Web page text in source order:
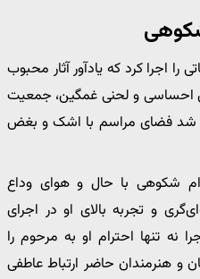
اجرا کرد که یادآور آثار محبوب
احساسی و لحنی غمگین، جمعیت
شد فضای مراسم با اشک و بغض
شکوهی با حال و هوای وداع
و تجربه بالای او در اجرای
تنها احترام او به مرحوم را
هنرمندان حاضر ارتباط عاطفی